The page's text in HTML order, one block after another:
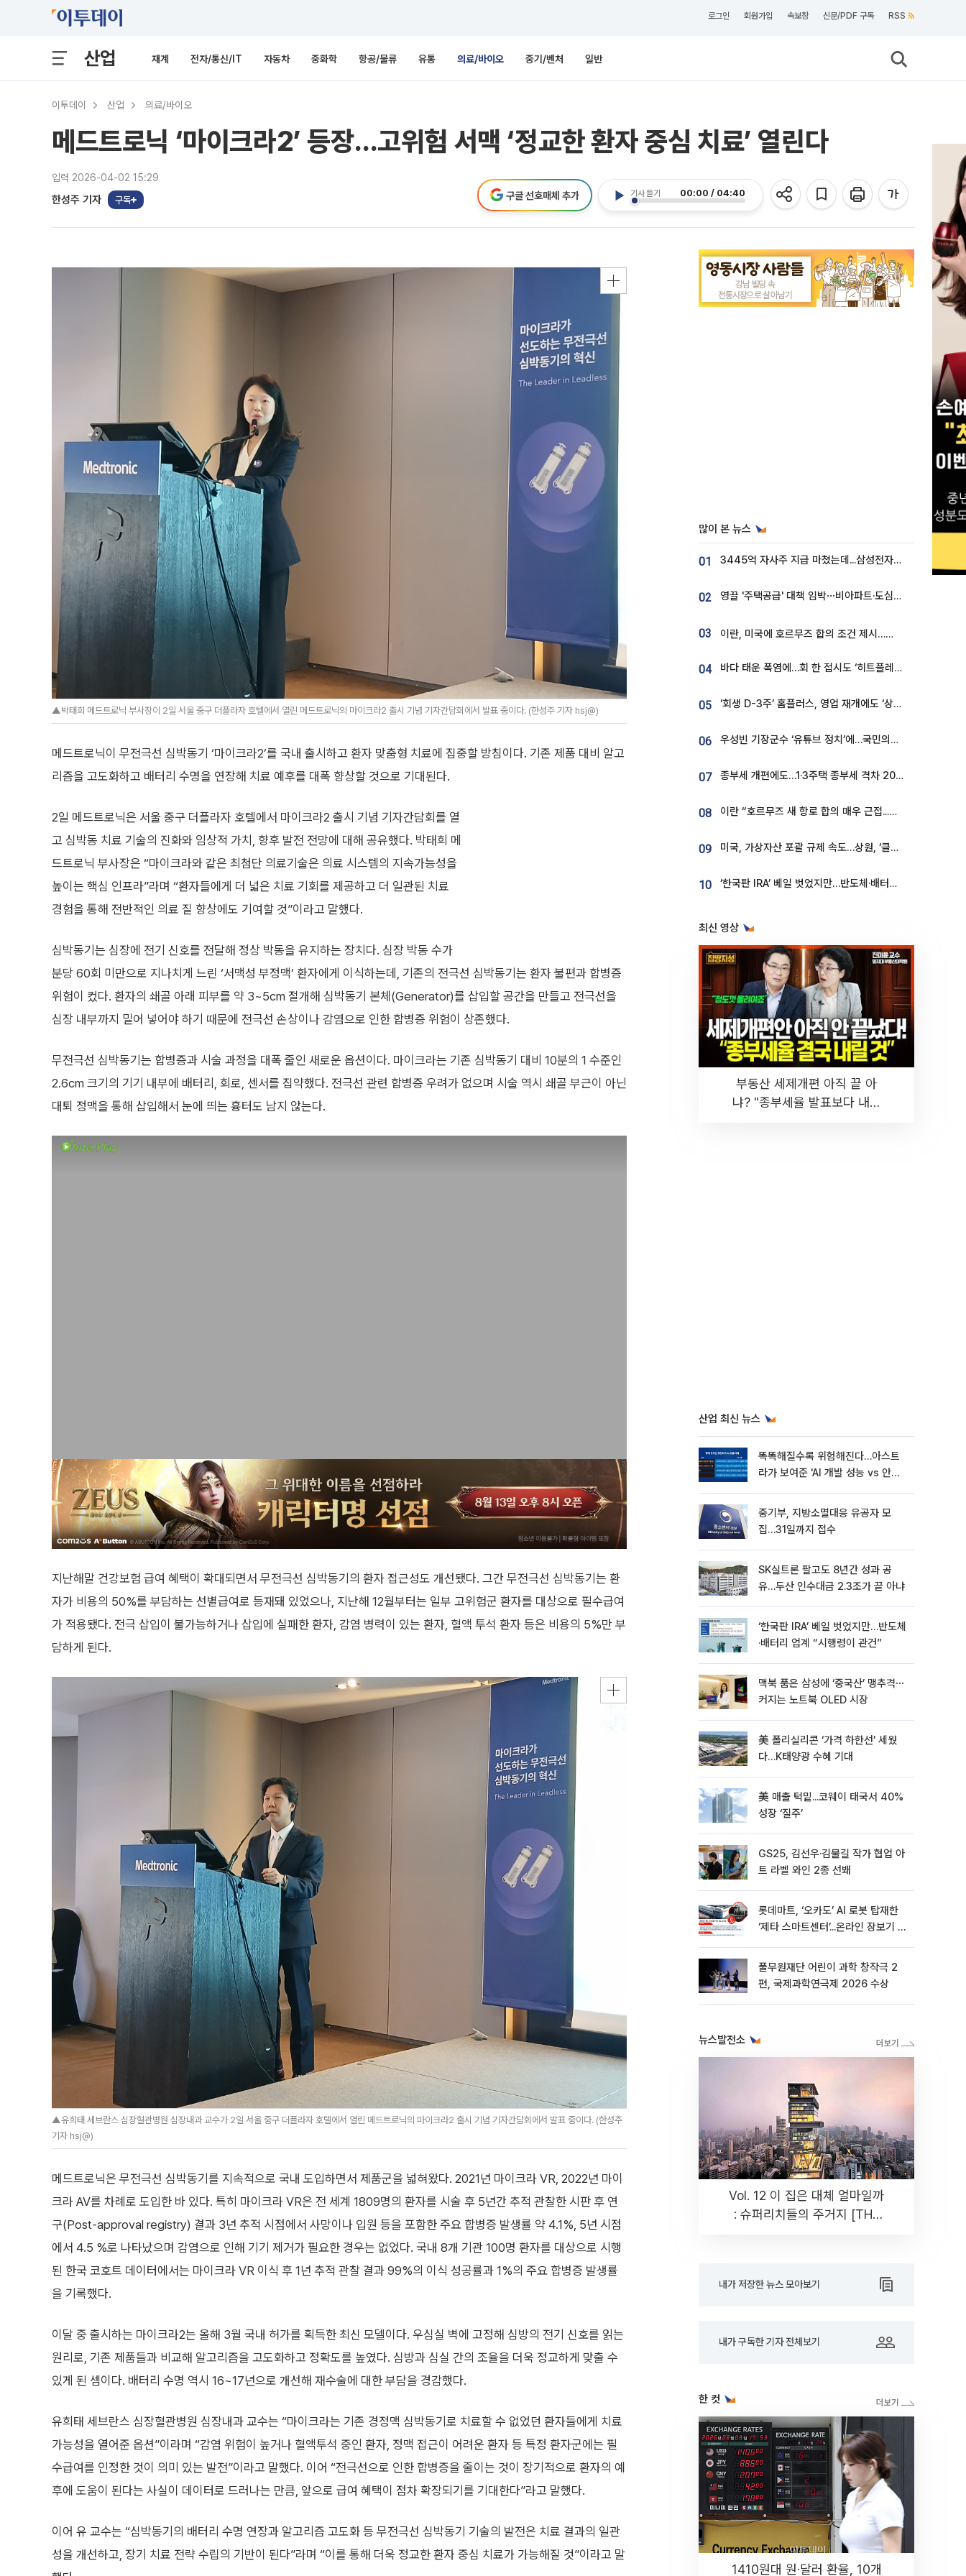
로그인 회원가입 속보창 신문/PDF 구독 RSS
산업 재계 전자/통신/IT 자동차 중화학 항공/물류 유통 의료/바이오 중기/벤처 일반
이투데이 산업 의료/바이오
메드트로닉 ‘마이크라2’ 등장…고위험 서맥 ‘정교한 환자 중심 치료’ 열린다
입력 2026-04-02 15:29
한성주 기자 구독
기사 듣기 00:00 / 04:40
구글 선호매체 추가
▲박태희 메드트로닉 부사장이 2일 서울 중구 더플라자 호텔에서 열린 메드트로닉의 마이크라2 출시 기념 기자간담회에서 발표 중이다. (한성주 기자 hsj@)
메드트로닉이 무전극선 심박동기 ‘마이크라2’를 국내 출시하고 환자 맞춤형 치료에 집중할 방침이다. 기존 제품 대비 알고
리즘을 고도화하고 배터리 수명을 연장해 치료 예후를 대폭 향상할 것으로 기대된다.
2일 메드트로닉은 서울 중구 더플라자 호텔에서 마이크라2 출시 기념 기자간담회를 열
고 심박동 치료 기술의 진화와 임상적 가치, 향후 발전 전망에 대해 공유했다. 박태희 메
드트로닉 부사장은 “마이크라와 같은 최첨단 의료기술은 의료 시스템의 지속가능성을
높이는 핵심 인프라”라며 “환자들에게 더 넓은 치료 기회를 제공하고 더 일관된 치료
경험을 통해 전반적인 의료 질 향상에도 기여할 것”이라고 말했다.
심박동기는 심장에 전기 신호를 전달해 정상 박동을 유지하는 장치다. 심장 박동 수가
분당 60회 미만으로 지나치게 느린 ‘서맥성 부정맥’ 환자에게 이식하는데, 기존의 전극선 심박동기는 환자 불편과 합병증
위험이 컸다. 환자의 쇄골 아래 피부를 약 3~5cm 절개해 심박동기 본체(Generator)를 삽입할 공간을 만들고 전극선을
심장 내부까지 밀어 넣어야 하기 때문에 전극선 손상이나 감염으로 인한 합병증 위험이 상존했다.
무전극선 심박동기는 합병증과 시술 과정을 대폭 줄인 새로운 옵션이다. 마이크라는 기존 심박동기 대비 10분의 1 수준인
2.6cm 크기의 기기 내부에 배터리, 회로, 센서를 집약했다. 전극선 관련 합병증 우려가 없으며 시술 역시 쇄골 부근이 아닌
대퇴 정맥을 통해 삽입해서 눈에 띄는 흉터도 남지 않는다.
지난해말 건강보험 급여 혜택이 확대되면서 무전극선 심박동기의 환자 접근성도 개선됐다. 그간 무전극선 심박동기는 환
자가 비용의 50%를 부담하는 선별급여로 등재돼 있었으나, 지난해 12월부터는 일부 고위험군 환자를 대상으로 필수급여
가 적용됐다. 전극 삽입이 불가능하거나 삽입에 실패한 환자, 감염 병력이 있는 환자, 혈액 투석 환자 등은 비용의 5%만 부
담하게 된다.
▲유희태 세브란스 심장혈관병원 심장내과 교수가 2일 서울 중구 더플라자 호텔에서 열린 메드트로닉의 마이크라2 출시 기념 기자간담회에서 발표 중이다. (한성주
기자 hsj@)
메드트로닉은 무전극선 심박동기를 지속적으로 국내 도입하면서 제품군을 넓혀왔다. 2021년 마이크라 VR, 2022년 마이
크라 AV를 차례로 도입한 바 있다. 특히 마이크라 VR은 전 세계 1809명의 환자를 시술 후 5년간 추적 관찰한 시판 후 연
구(Post-approval registry) 결과 3년 추적 시점에서 사망이나 입원 등을 포함한 주요 합병증 발생률 약 4.1%, 5년 시점
에서 4.5 %로 나타났으며 감염으로 인해 기기 제거가 필요한 경우는 없었다. 국내 8개 기관 100명 환자를 대상으로 시행
된 한국 코호트 데이터에서는 마이크라 VR 이식 후 1년 추적 관찰 결과 99%의 이식 성공률과 1%의 주요 합병증 발생률
을 기록했다.
이달 중 출시하는 마이크라2는 올해 3월 국내 허가를 획득한 최신 모델이다. 우심실 벽에 고정해 심방의 전기 신호를 읽는
원리로, 기존 제품들과 비교해 알고리즘을 고도화하고 정확도를 높였다. 심방과 심실 간의 조율을 더욱 정교하게 맞출 수
있게 된 셈이다. 배터리 수명 역시 16~17년으로 개선해 재수술에 대한 부담을 경감했다.
유희태 세브란스 심장혈관병원 심장내과 교수는 “마이크라는 기존 경정맥 심박동기로 치료할 수 없었던 환자들에게 치료
가능성을 열어준 옵션”이라며 “감염 위험이 높거나 혈액투석 중인 환자, 정맥 접근이 어려운 환자 등 특정 환자군에는 필
수급여를 인정한 것이 의미 있는 발전”이라고 말했다. 이어 “전극선으로 인한 합병증을 줄이는 것이 장기적으로 환자의 예
후에 도움이 된다는 사실이 데이터로 드러나는 만큼, 앞으로 급여 혜택이 점차 확장되기를 기대한다”라고 말했다.
이어 유 교수는 “심박동기의 배터리 수명 연장과 알고리즘 고도화 등 무전극선 심박동기 기술의 발전은 치료 결과의 일관
성을 개선하고, 장기 치료 전략 수립의 기반이 된다”라며 “이를 통해 더욱 정교한 환자 중심 치료가 가능해질 것”이라고 말
많이 본 뉴스
01 3445억 자사주 지급 마쳤는데...삼성전자 DX노조, 뒤늦은 '떼쓰기 집회'
02 영끌 '주택공급' 대책 임박⋯비아파트·도심복합까지 총동원
03 이란, 미국에 호르무즈 합의 조건 제시…美 “경기 아직 안 끝나” [종합]
04 바다 태운 폭염에…회 한 접시도 ‘히트플레이션’
05 ‘회생 D-3주’ 홈플러스, 영업 재개에도 ‘상품 공급망’ 복구가 생존 관건
06 우성빈 기장군수 ‘유튜브 정치’에…국민의힘 군의원들 집단 반발
07 종부세 개편에도…1·3주택 종부세 격차 2028년부터 확대
08 이란 “호르무즈 새 항로 합의 매우 근접...미국 배상 먼저”
09 미국, 가상자산 포괄 규제 속도…상원, ‘클래리티법’ 9월 절차투표 추진
10 ‘한국판 IRA’ 베일 벗었지만…반도체·배터리 업계 “시행령이 관건”
최신 영상
부동산 세제개편 아직 끝 아
냐? "종부세율 발표보다 내릴
산업 최신 뉴스
똑똑해질수록 위험해진다…아스트
라가 보여준 'AI 개발 성능 vs 안전
중기부, 지방소멸대응 유공자 모
집…31일까지 접수
SK실트론 팔고도 8년간 성과 공
유…두산 인수대금 2.3조가 끝 아냐
‘한국판 IRA’ 베일 벗었지만…반도체
·배터리 업계 “시행령이 관건”
맥북 품은 삼성에 ‘중국산’ 맹추격⋯
커지는 노트북 OLED 시장
美 폴리실리콘 ‘가격 하한선’ 세웠
다…K태양광 수혜 기대
美 매출 턱밑...코웨이 태국서 40%
성장 ‘질주’
GS25, 김선우·김물길 작가 협업 아
트 라벨 와인 2종 선봬
롯데마트, ‘오카도’ AI 로봇 탑재한
‘제타 스마트센터’...온라인 장보기 판
풀무원재단 어린이 과학 창작극 2
편, 국제과학연극제 2026 수상
뉴스발전소
Vol. 12 이 집은 대체 얼마일까
: 슈퍼리치들의 주거지 [THE
내가 저장한 뉴스 모아보기
내가 구독한 기자 전체보기
한 컷
1410원대 원·달러 환율, 10개